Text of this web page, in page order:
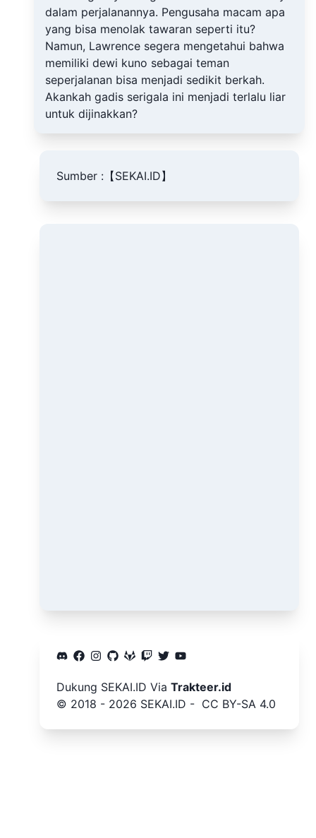
dalam perjalanannya. Pengusaha macam apa
yang bisa menolak tawaran seperti itu?
Namun, Lawrence segera mengetahui bahwa
memiliki dewi kuno sebagai teman
seperjalanan bisa menjadi sedikit berkah.
Akankah gadis serigala ini menjadi terlalu liar
untuk dijinakkan?
Sumber : 【SEKAI.ID】
Dukung SEKAI.ID Via Trakteer.id
©️ 2018 - 2026 SEKAI.ID - CC BY-SA 4.0